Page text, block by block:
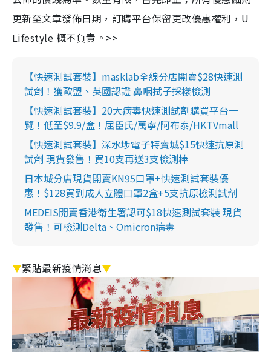
更新至文章發佈日期，訂購平台保留更改優惠權利，U
Lifestyle 概不負責。>>
【快速測試套裝】masklab全線分店開賣$28快速測
試劑！獲歐盟、英國認證 鼻咽拭子採樣檢測
【快速測試套裝】20大病毒快速測試劑購買平台一
覽！低至$9.9/盒！屈臣氏/萬寧/阿布泰/HKTVmall
【快速測試套裝】深水埗電子特賣城$15快速抗原測
試劑 現貨發售！買10支再送3支檢測棒
日本城分店現貨開賣KN95口罩+快速測試套裝優
惠！$128買到成人立體口罩2盒+5支抗原檢測試劑
MEDEIS開賣香港衛生署認可$18快速測試套裝 現貨
發售！可檢測Delta、Omicron病毒
▼緊貼最新疫情消息▼